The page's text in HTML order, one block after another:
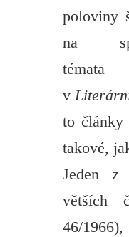
poloviny
na
v
to články
takové,
Jeden z
46/